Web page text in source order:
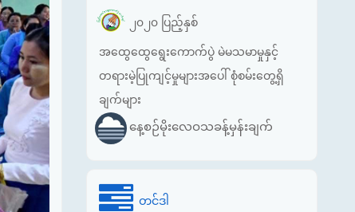
၂၀၂၀ ပြည့်နှစ်
အထွေထွေရွေးကောက်ပွဲ မဲမသမာမှုနှင့်
တရားမဲ့ပြုကျင့်မှုများအပေါ် စုံစမ်းတွေ့ရှိ
ချက်များ
နေ့စဉ်မိုးလေဝသခန့်မှန်းချက်
တင်ဒါ